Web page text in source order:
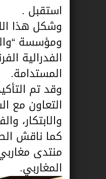
استقبل .
وشكل هذا
الفدرالية
المستدامة.
وقد تم
التعاون مع
والابتكار،
كما ناقش
منتدى
المغاربي.